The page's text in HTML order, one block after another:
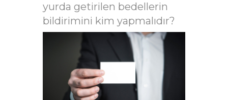
yurda getirilen bedellerin
bildirimini kim yapmalıdır?